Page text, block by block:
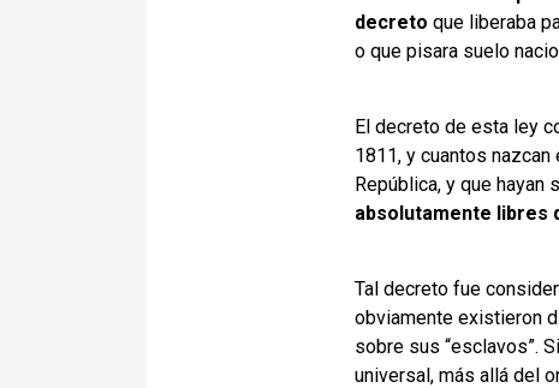
decreto que liberaba
o que pisara suelo
El decreto de esta ley
1811, y cuantos
República, y que hayan
absolutamente libres
Tal decreto fue
obviamente existieron
sobre sus “esclavos”.
universal, más allá del